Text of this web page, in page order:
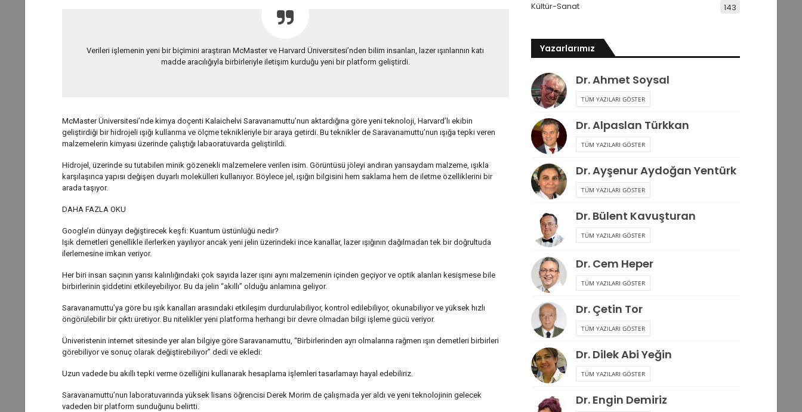
Verileri işlemenin yeni bir biçimini araştıran McMaster ve Harvard Üniversitesi’nden bilim insanları, lazer ışınlarının katı
madde aracılığıyla birbirleriyle iletişim kurduğu yeni bir platform geliştirdi.
McMaster Üniversitesi’nde kimya doçenti Kalaichelvi Saravanamuttu’nun aktardığına göre yeni teknoloji, Harvard’lı ekibin
geliştirdiği bir hidrojeli ışığı kullanma ve ölçme teknikleriyle bir araya getirdi. Bu teknikler de Saravanamuttu’nun ışığa tepki veren
malzemelerin kimyası üzerinde çalıştığı labaoratuvarda geliştirildi.
Hidrojel, üzerinde su tutabilen minik gözenekli malzemelere verilen isim. Görüntüsü jöleyi andıran yarısaydam malzeme, ışıkla
karşılaşınca yapısı değişen duyarlı molekülleri kullanıyor. Böylece jel, ışığın bilgisini hem saklama hem de iletme özelliklerini bir
arada taşıyor.
DAHA FAZLA OKU
Google’ın dünyayı değiştirecek keşfi: Kuantum üstünlüğü nedir?
Işık demetleri genellikle ilerlerken yayılıyor ancak yeni jelin üzerindeki ince kanallar, lazer ışığının dağılmadan tek bir doğrultuda
ilerlemesine imkan veriyor.
Her biri insan saçının yarısı kalınlığındaki çok sayıda lazer ışını aynı malzemenin içinden geçiyor ve optik alanları kesişmese bile
birbirlerinin şiddetini etkileyebiliyor. Bu da jelin “akıllı” olduğu anlamına geliyor.
Saravanamuttu’ya göre bu ışık kanalları arasındaki etkileşim durdurulabiliyor, kontrol edilebiliyor, okunabiliyor ve yüksek hızlı
öngörülebilir bir çıktı üretiyor. Bu nitelikler yeni platforma herhangi bir devre olmadan bilgi işleme gücü veriyor.
Üniveristenin internet sitesinde yer alan bilgiye göre Saravanamuttu, “Birbirlerinden ayrı olmalarına rağmen ışın demetleri birbirleri
görebiliyor ve sonuç olarak değiştirebiliyor” dedi ve ekledi:
Uzun vadede bu akıllı tepki verme özelliğini kullanarak hesaplama işlemleri tasarlamayı hayal edebiliriz.
Saravanamuttu’nun laboratuvarında yüksek lisans öğrencisi Derek Morim de çalışmada yer aldı ve yeni teknolojinin gelecek
vadeden bir platform sunduğunu belirtti.
Kültür-Sanat 143
Yazarlarımız
Dr. Ahmet Soysal
TÜM YAZILARI GÖSTER
Dr. Alpaslan Türkkan
TÜM YAZILARI GÖSTER
Dr. Ayşenur Aydoğan Yentürk
TÜM YAZILARI GÖSTER
Dr. Bülent Kavuşturan
TÜM YAZILARI GÖSTER
Dr. Cem Heper
TÜM YAZILARI GÖSTER
Dr. Çetin Tor
TÜM YAZILARI GÖSTER
Dr. Dilek Abi Yeğin
TÜM YAZILARI GÖSTER
Dr. Engin Demiriz